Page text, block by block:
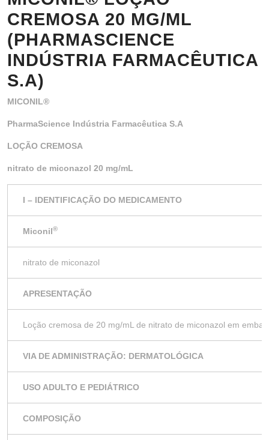
CREMOSA 20 MG/ML
(PHARMASCIENCE
INDÚSTRIA FARMACÊUTICA
S.A)
MICONIL®
PharmaScience Indústria Farmacêutica S.A
LOÇÃO CREMOSA
nitrato de miconazol 20 mg/mL
I – IDENTIFICAÇÃO DO MEDICAMENTO
Miconil®
nitrato de miconazol
APRESENTAÇÃO
Loção cremosa de 20 mg/mL de nitrato de miconazol em
VIA DE ADMINISTRAÇÃO: DERMATOLÓGICA
USO ADULTO E PEDIÁTRICO
COMPOSIÇÃO